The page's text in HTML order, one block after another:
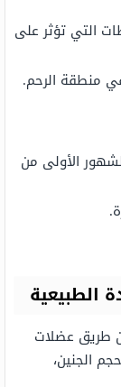
التي تؤثر على
منطقة الرحم.
الأولى من
الطبيعية
طريق عضلات
الجنين،